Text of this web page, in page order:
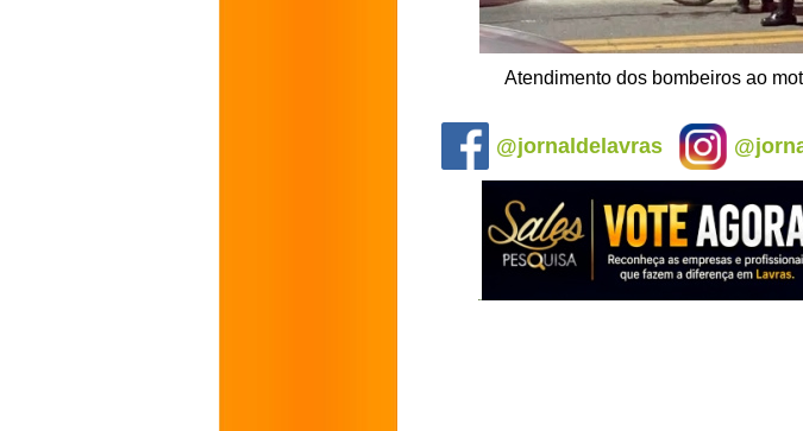
Atendimento dos bombeiros ao
@jornaldelavras